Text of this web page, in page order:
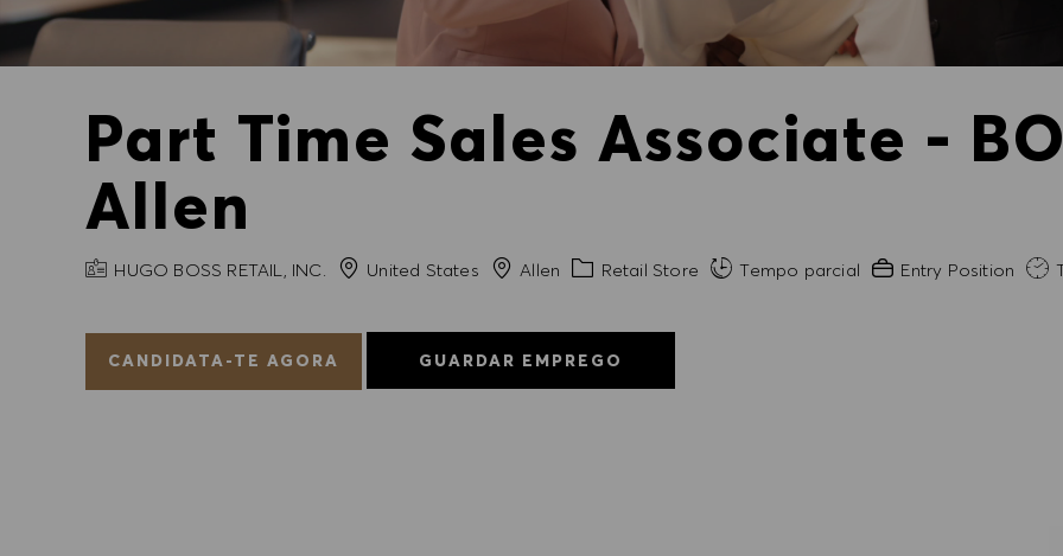
Part Time Sales Associate -
Allen
NOME DA EMPRESA
HUGO BOSS RETAIL, INC. United States Cidade
Allen Categoria
Retail Store Tempo parcial Experiência exigida
Entry Position
CANDIDATA-TE AGORA GUARDAR EMPREGO